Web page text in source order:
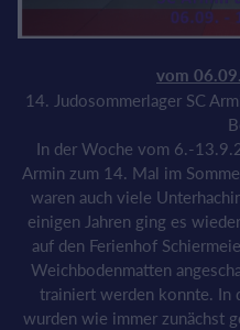
vom
14. Judosommerlager SC
In der Woche vom 6.-
Armin zum 14. Mal im
waren auch viele
einigen Jahren ging es
auf den Ferienhof
Weichbodenmatten
trainiert werden konnte. In
wurden wie immer zunächst